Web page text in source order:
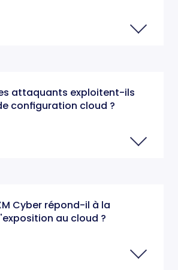
attaquants exploitent-ils
configuration cloud ?
Cyber répond-il à la
au cloud ?